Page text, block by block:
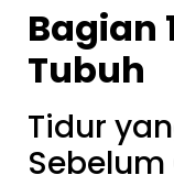
Bagian
Tubuh
Tidur